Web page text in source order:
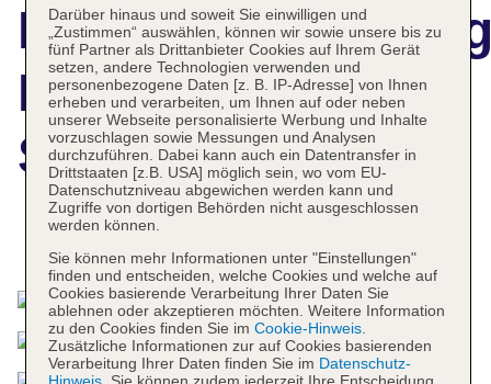
Fairplay Golf &
Spa Resort
Das bietet Ihre Unterkunft
Darüber hinaus und soweit Sie einwilligen und
„Zustimmen“ auswählen, können wir sowie unsere bis zu
fünf Partner als Drittanbieter Cookies auf Ihrem Gerät
setzen, andere Technologien verwenden und
personenbezogene Daten [z. B. IP-Adresse] von Ihnen
erheben und verarbeiten, um Ihnen auf oder neben
unserer Webseite personalisierte Werbung und Inhalte
vorzuschlagen sowie Messungen und Analysen
durchzuführen. Dabei kann auch ein Datentransfer in
Drittstaaten [z.B. USA] möglich sein, wo vom EU-
Datenschutzniveau abgewichen werden kann und
Zugriffe von dortigen Behörden nicht ausgeschlossen
werden können.
Sie können mehr Informationen unter "Einstellungen"
finden und entscheiden, welche Cookies und welche auf
Cookies basierende Verarbeitung Ihrer Daten Sie
ablehnen oder akzeptieren möchten. Weitere Information
zu den Cookies finden Sie im Cookie-Hinweis.
Zusätzliche Informationen zur auf Cookies basierenden
Verarbeitung Ihrer Daten finden Sie im Datenschutz-